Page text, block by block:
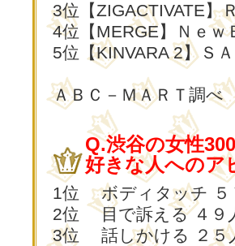
3位【ZIGACTIVATE】
4位【MERGE】Ｎｅｗ
5位【KINVARA 2】Ｓ
ＡＢＣ－ＭＡＲＴ調べ
Q.渋谷の女性
好きな人への
1位 ボディタッチ ５
2位 目で訴える ４９
3位 話しかける ２５